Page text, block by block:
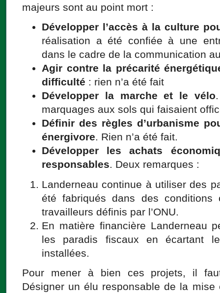
majeurs sont au point mort :
Développer l’accès à la culture
réalisation a été confiée à une
dans le cadre de la communication
Agir contre la précarité
difficulté : rien n’a été fait
Développer la marche et le vélo
marquages aux sols qui faisaient
Définir des règles d’urbanisme
énergivore. Rien n’a été fait.
Développer les achats
responsables. Deux remarques :
Landerneau continue à utiliser des
été fabriqués dans des conditions
travailleurs définis par l’ONU.
En matière financière Landerneau
les paradis fiscaux en écartant
installées.
Pour mener à bien ces projets, il
Désigner un élu responsable de la